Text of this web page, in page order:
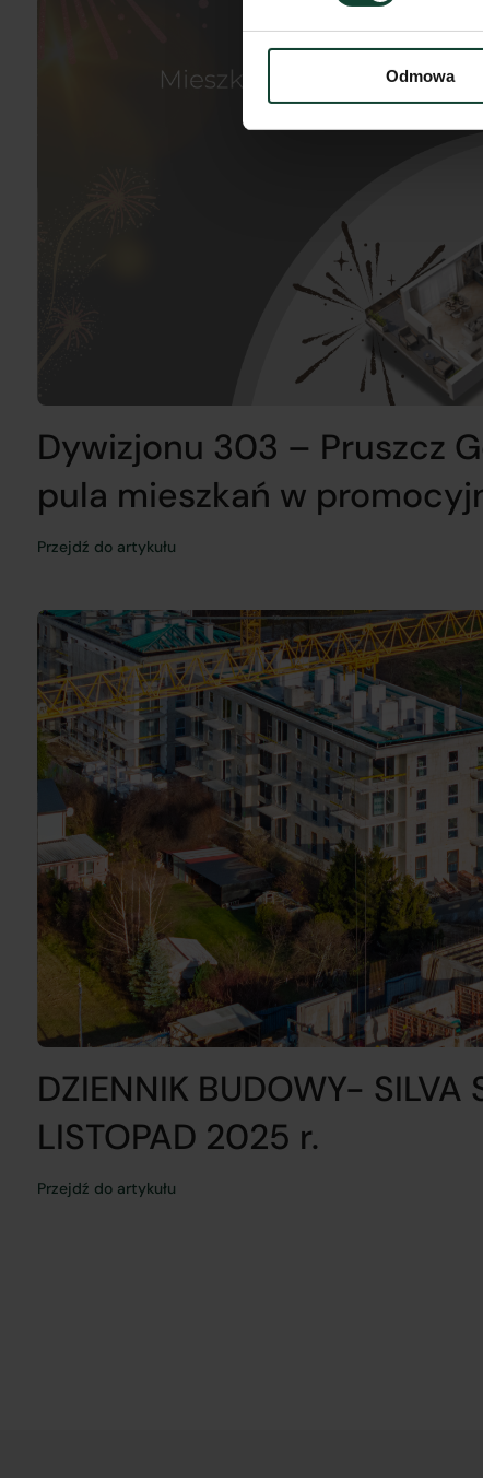
Odmowa
Dywizjonu 303 – Pruszcz
pula mieszkań w
Przejdź do artykułu
DZIENNIK BUDOWY- SILVA
LISTOPAD 2025 r.
Przejdź do artykułu